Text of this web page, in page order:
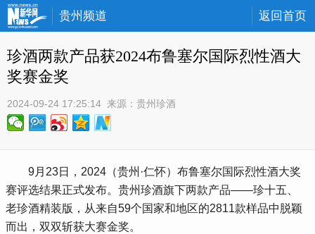
贵州频道 返回首页
珍酒两款产品获2024布鲁塞尔国际烈性酒大
奖赛金奖
2024-09-24 17:25:14 来源： 贵州珍酒
9月23日，2024（贵州·仁怀）布鲁塞尔国际烈性酒大奖
赛评选结果正式发布。贵州珍酒旗下两款产品——珍十五、
老珍酒精装版，从来自59个国家和地区的2811款样品中脱颖
而出，双双斩获大赛金奖。